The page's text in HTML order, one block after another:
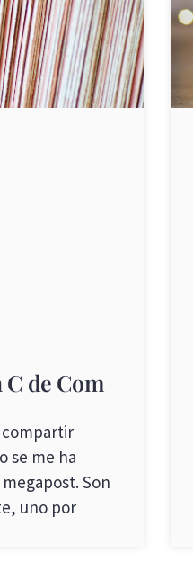
C de Com
compartir
se me ha
Son
uno por